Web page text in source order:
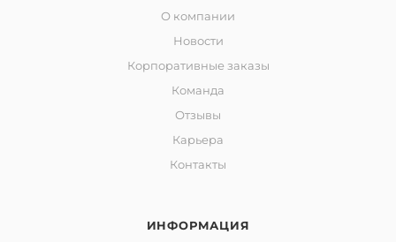
О компании
Новости
Корпоративные заказы
Команда
Отзывы
Карьера
Контакты
ИНФОРМАЦИЯ